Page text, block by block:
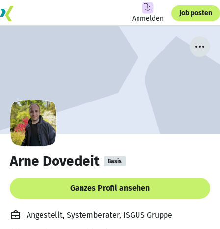
Anmelden
Job posten
Arne Dovedeit Basis
Ganzes Profil ansehen
Angestellt, Systemberater, ISGUS Gruppe